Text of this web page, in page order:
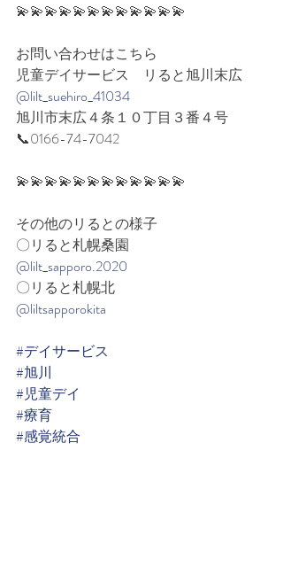
💫💫💫💫💫💫💫💫💫💫💫💫
お問い合わせはこちら
児童デイサービス　リると旭川末広
@lilt_suehiro_41034
旭川市末広４条１０丁目３番４号
📞0166-74-7042
💫💫💫💫💫💫💫💫💫💫💫💫
その他のリるとの様子
〇リると札幌桑園
@lilt_sapporo.2020
〇リると札幌北
@liltsapporokita
#デイサービス
#旭川
#児童デイ
#療育
#感覚統合